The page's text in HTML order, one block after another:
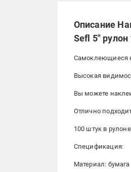
Описание
Sefl 5"
Самоклеющиеся
Высокая
Вы можете
Отлично
100 штук в рулоне
Спецификация:
Материал: бумага